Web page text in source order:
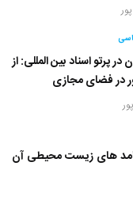
پرتو اسناد بین المللی: از
در فضای مجازی
های زیست محیطی آن